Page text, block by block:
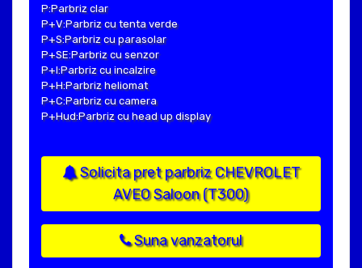
P:Parbriz clar
P+V:Parbriz cu tenta verde
P+S:Parbriz cu parasolar
P+SE:Parbriz cu senzor
P+I:Parbriz cu incalzire
P+H:Parbriz heliomat
P+C:Parbriz cu camera
P+Hud:Parbriz cu head up display
Solicita pret parbriz CHEVROLET
AVEO Saloon (T300)
Suna vanzatorul